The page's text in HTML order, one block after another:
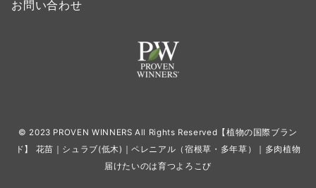
お問い合わせ
© 2023 PROVEN WINNERS All Rights Reserved【植物の国際ブラン
ド】 花苗｜シュラブ(低木)｜ペレニアル（宿根草・多年草）｜多肉植物
届けたいのは育つよろこび